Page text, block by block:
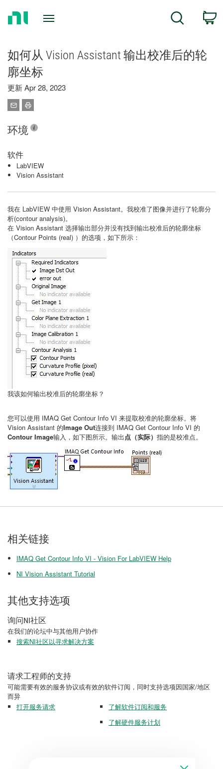
Search
如何从 Vision Assistant 输出校准后的轮
廓坐标
更新 Apr 28, 2023
环境
软件
LabVIEW
Vision Assistant
我在 LabVIEW 中使用 Vision Assistant。我校准了图像并进行了轮廓分
析(contour analysis)。
在 Vision Assistant 选择输出部分并没有找到输出校准后的轮廓坐标
（Contour Points (real) ）的选项，如下所示：
我该如何输出校准后的轮廓坐标？
您可以使用 IMAQ Get Contour Info VI 来提取校准的轮廓坐标。将
Vision Assistant 的Image Out连接到 IMAQ Get Contour Info VI 的
Contour Image输入，如下图所示。输出点（实际） 指的是校准点。
相关链接
IMAQ Get Contour Info VI - Vision For LabVIEW Help
NI Vision Assistant Tutorial
其他支持选项
询问NI社区
在我们的论坛中与其他用户协作
搜索NI社区以寻求解决方案
请求工程师的支持
可能需要有效的服务协议或有效的软件订阅，同时支持选项因国家/地区
而异
打开服务请求
了解软件订阅和服务
了解硬件服务计划